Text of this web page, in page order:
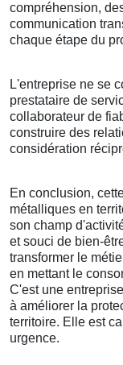
compréhension,
communication
chaque étape du
L'entreprise ne se
prestataire de
collaborateur de
construire des
considération
En conclusion,
métalliques en
son champ
et souci de bien-
transformer le
en mettant le
C'est une
à améliorer la
territoire. Elle est
urgence.